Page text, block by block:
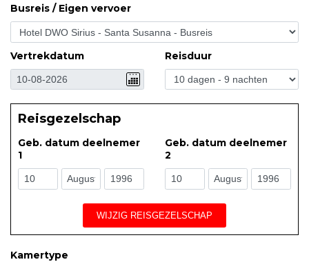
Busreis / Eigen vervoer
Vertrekdatum Reisduur
Reisgezelschap
Geb. datum deelnemer
1
Geb. datum deelnemer
2
WIJZIG REISGEZELSCHAP
Kamertype